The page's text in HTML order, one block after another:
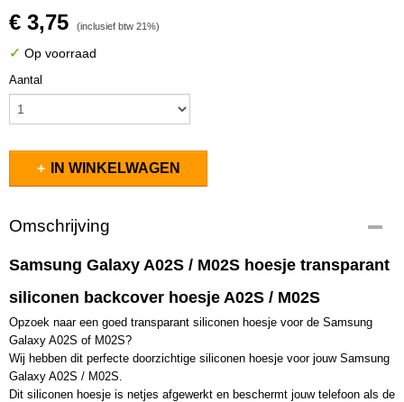
€ 3,75 (inclusief btw 21%)
✓ Op voorraad
Aantal
IN WINKELWAGEN
Omschrijving
Samsung Galaxy A02S / M02S hoesje transparant
siliconen backcover hoesje A02S / M02S
Opzoek naar een goed transparant siliconen hoesje voor de Samsung
Galaxy A02S of M02S?
Wij hebben dit perfecte doorzichtige siliconen hoesje voor jouw Samsung
Galaxy A02S / M02S.
Dit siliconen hoesje is netjes afgewerkt en beschermt jouw telefoon als de